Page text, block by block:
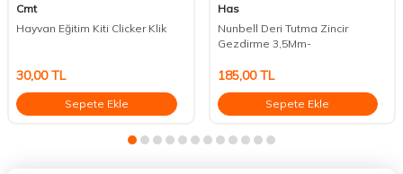
Cmt
Hayvan Eğitim Kiti Clicker Klik
30,00TL
Sepete Ekle
Has
Nunbell Deri Tutma Zincir
Gezdirme 3,5Mm-
185,00TL
Sepete Ekle